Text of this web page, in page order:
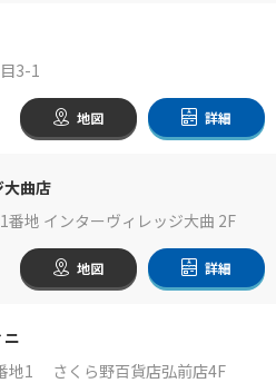
3-1
地図 詳細
大曲店
地 インターヴィレッジ大曲 2F
地図 詳細
地1 さくら野百貨店弘前店4F